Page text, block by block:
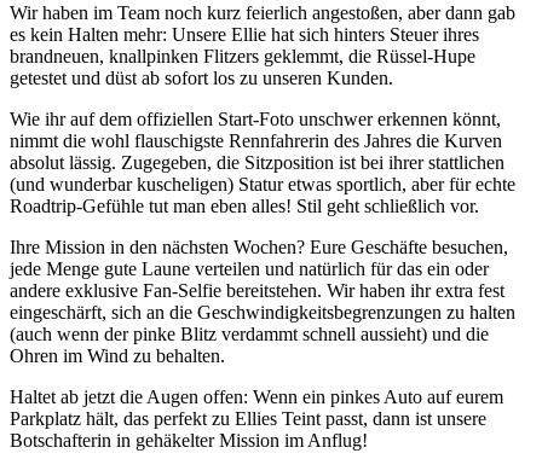
Wir haben im Team noch kurz feierlich angestoßen, aber dann gab
es kein Halten mehr: Unsere Ellie hat sich hinters Steuer ihres
brandneuen, knallpinken Flitzers geklemmt, die Rüssel-Hupe
getestet und düst ab sofort los zu unseren Kunden.
Wie ihr auf dem offiziellen Start-Foto unschwer erkennen könnt,
nimmt die wohl flauschigste Rennfahrerin des Jahres die Kurven
absolut lässig. Zugegeben, die Sitzposition ist bei ihrer stattlichen
(und wunderbar kuscheligen) Statur etwas sportlich, aber für echte
Roadtrip-Gefühle tut man eben alles! Stil geht schließlich vor.
Ihre Mission in den nächsten Wochen? Eure Geschäfte besuchen,
jede Menge gute Laune verteilen und natürlich für das ein oder
andere exklusive Fan-Selfie bereitstehen. Wir haben ihr extra fest
eingeschärft, sich an die Geschwindigkeitsbegrenzungen zu halten
(auch wenn der pinke Blitz verdammt schnell aussieht) und die
Ohren im Wind zu behalten.
Haltet ab jetzt die Augen offen: Wenn ein pinkes Auto auf eurem
Parkplatz hält, das perfekt zu Ellies Teint passt, dann ist unsere
Botschafterin in gehäkelter Mission im Anflug!